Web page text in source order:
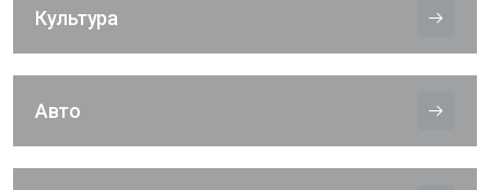
Культура
Авто